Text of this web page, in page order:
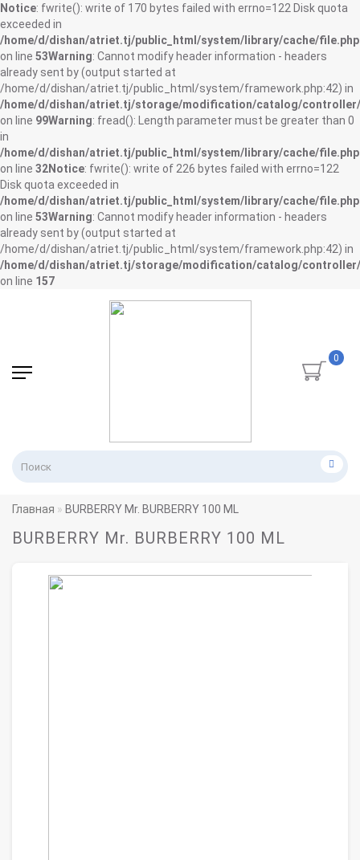
Notice: fwrite(): write of 170 bytes failed with errno=122 Disk quota
exceeded in
/home/d/dishan/atriet.tj/public_html/system/library/cache/file.php
on line 53Warning: Cannot modify header information - headers
already sent by (output started at
/home/d/dishan/atriet.tj/public_html/system/framework.php:42) in
/home/d/dishan/atriet.tj/storage/modification/catalog/
on line 99Warning: fread(): Length parameter must be greater than 0
in
/home/d/dishan/atriet.tj/public_html/system/library/cache/file.php
on line 32Notice: fwrite(): write of 226 bytes failed with errno=122
Disk quota exceeded in
/home/d/dishan/atriet.tj/public_html/system/library/cache/file.php
on line 53Warning: Cannot modify header information - headers
already sent by (output started at
/home/d/dishan/atriet.tj/public_html/system/framework.php:42) in
/home/d/dishan/atriet.tj/storage/modification/catalog/
on line 157
0
Главная BURBERRY Mr. BURBERRY 100 ML
BURBERRY Mr. BURBERRY 100 ML